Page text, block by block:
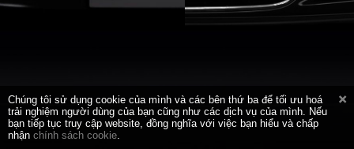
Chúng tôi sử dụng cookie của mình và các bên thứ ba để tối ưu hoá
trải nghiệm người dùng của bạn cũng như các dịch vụ của mình. Nếu
bạn tiếp tục truy cập website, đồng nghĩa với việc bạn hiểu và chấp
nhận chính sách cookie.